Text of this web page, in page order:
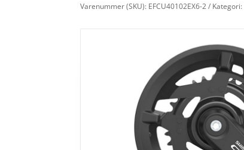
Varenummer (SKU): EFCU40102EX6-2 Kategori: